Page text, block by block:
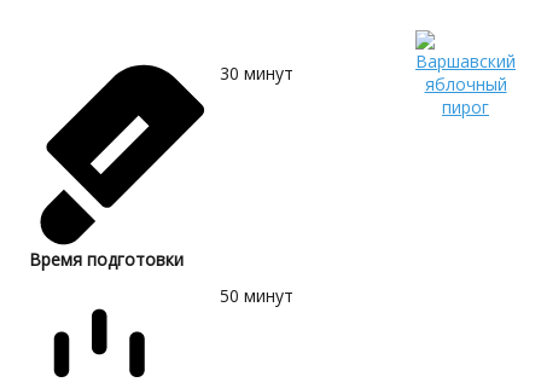
Время подготовки
30 минут
50 минут